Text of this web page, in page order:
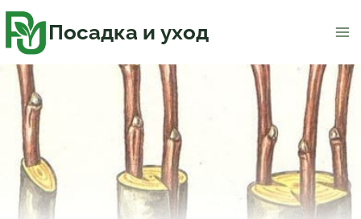
содержимомуПосадка и уход